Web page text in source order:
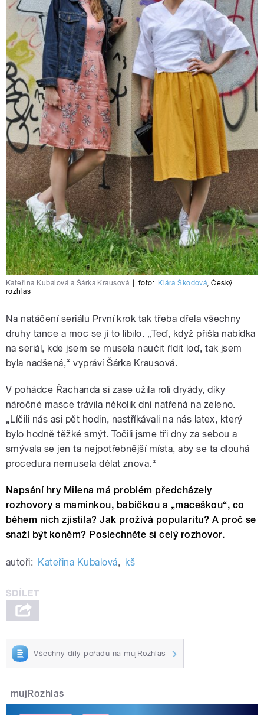
Kateřina Kubalová a Šárka Krausová foto: Klára Škodová,Český
rozhlas
Na natáčení seriálu První krok tak třeba dřela všechny
druhy tance a moc se jí to líbilo. „Teď, když přišla nabídka
na seriál, kde jsem se musela naučit řídit loď, tak jsem
byla nadšená,“ vypráví Šárka Krausová.
V pohádce Řachanda si zase užila roli dryády, díky
náročné masce trávila několik dní natřená na zeleno.
„Líčili nás asi pět hodin, nastříkávali na nás latex, který
bylo hodně těžké smýt. Točili jsme tři dny za sebou a
smývala se jen ta nejpotřebnější místa, aby se ta dlouhá
procedura nemusela dělat znova.“
Napsání hry Milena má problém předcházely
rozhovory s maminkou, babičkou a „maceškou“, co
během nich zjistila? Jak prožívá popularitu? A proč se
snaží být koněm? Poslechněte si celý rozhovor.
autoři: Kateřina Kubalová, kš
Všechny díly pořadu na mujRozhlas
mujRozhlas